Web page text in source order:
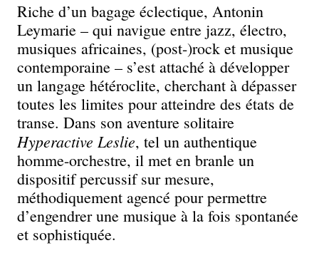
Riche d’un bagage éclectique, Antonin
Leymarie – qui navigue entre jazz, électro,
musiques africaines, (post-)rock et musique
contemporaine – s’est attaché à développer
un langage hétéroclite, cherchant à dépasser
toutes les limites pour atteindre des états de
transe. Dans son aventure solitaire
Hyperactive Leslie, tel un authentique
homme-orchestre, il met en branle un
dispositif percussif sur mesure,
méthodiquement agencé pour permettre
d’engendrer une musique à la fois spontanée
et sophistiquée.